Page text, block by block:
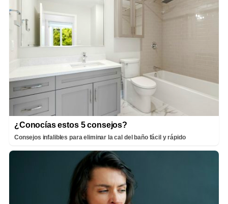
¿Conocías estos 5 consejos?
Consejos infalibles para eliminar la cal del baño fácil y rápido